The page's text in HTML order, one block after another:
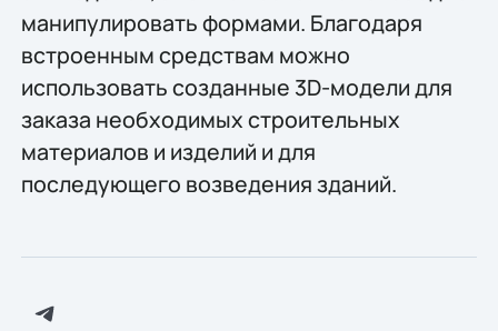
манипулировать формами. Благодаря
встроенным средствам можно
использовать созданные 3D-модели для
заказа необходимых строительных
материалов и изделий и для
последующего возведения зданий.